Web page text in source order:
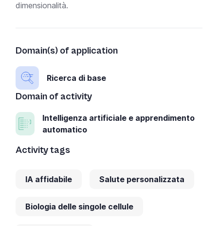
dimensionalità.
Domain(s) of application
Ricerca di base
Domain of activity
Intelligenza artificiale e apprendimento
automatico
Activity tags
IA affidabile Salute personalizzata
Biologia delle singole cellule